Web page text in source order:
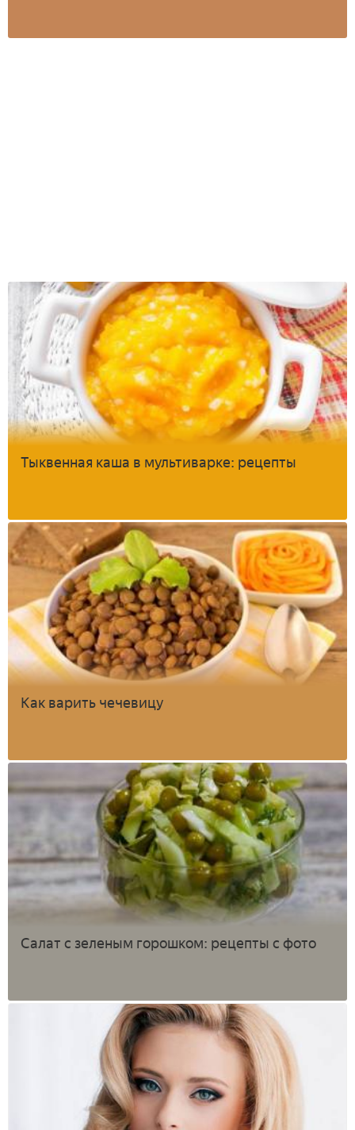
Тыквенная каша в мультиварке: рецепты
Как варить чечевицу
Салат с зеленым горошком: рецепты с фото